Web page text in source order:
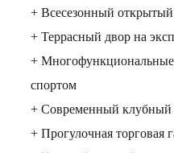
+ Всесезонный открытый
+ Террасный двор на
+ Многофункциональные
спортом
+ Современный клубный
+ Прогулочная торговая